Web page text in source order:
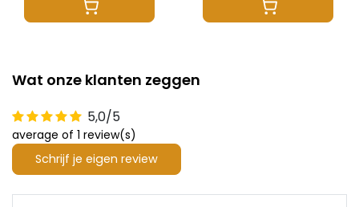
Wat onze klanten zeggen
5,0/5
average of 1 review(s)
Schrijf je eigen review